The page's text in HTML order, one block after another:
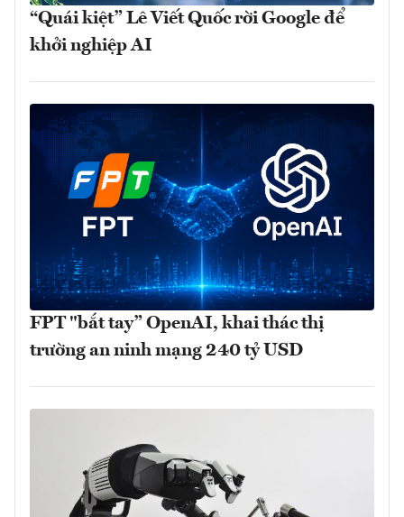
“Quái kiệt” Lê Viết Quốc rời Google để
khởi nghiệp AI
FPT "bắt tay” OpenAI, khai thác thị
trường an ninh mạng 240 tỷ USD